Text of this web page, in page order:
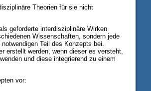
Theorien für sie nicht
geforderte interdisziplinäre Wirken
Wissenschaften, sondern jede
Teil des Konzepts bei.
erstellt werden, wenn dieser es versteht,
und diese integrierend zu einem
vor: